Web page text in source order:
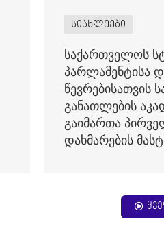
სიახლეები
საქართველოს
პარლამენტისა
წევრებისათვის
განათლების
გაიმართა
დახმარების